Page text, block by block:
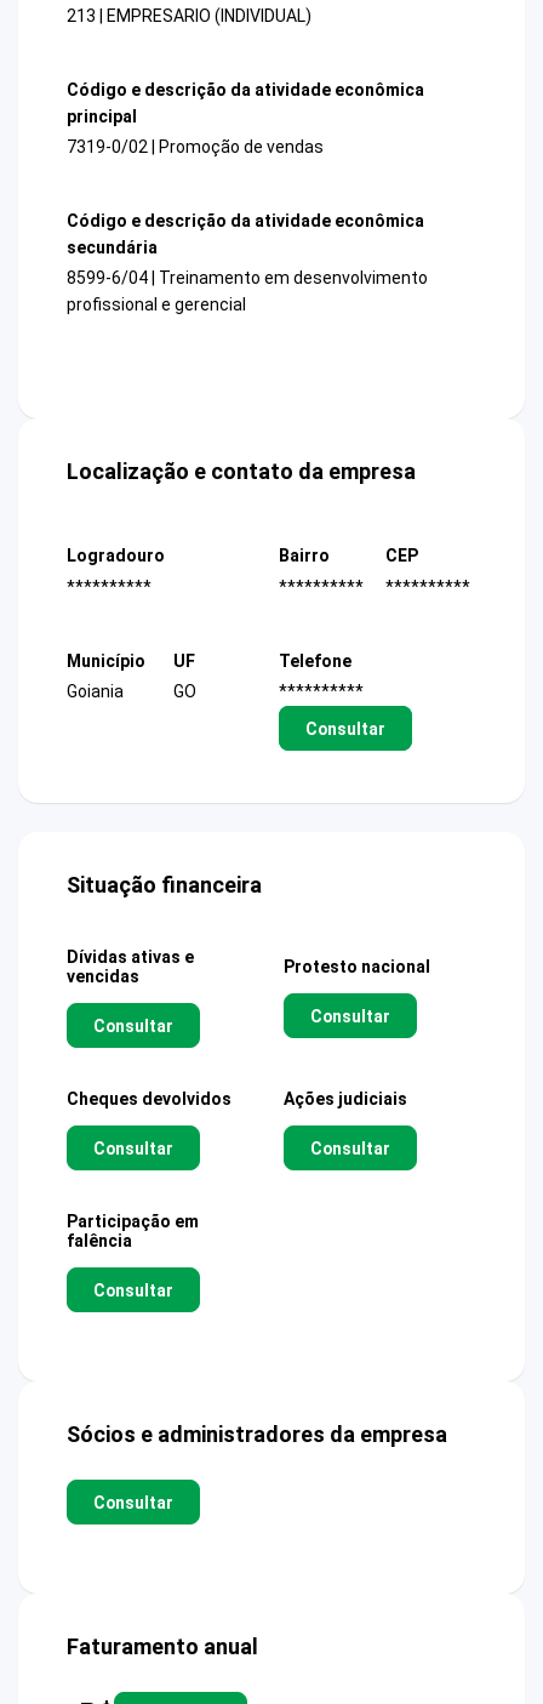
213 | EMPRESARIO (INDIVIDUAL)
Código e descrição da atividade econômica
principal
7319-0/02 | Promoção de vendas
Código e descrição da atividade econômica
secundária
8599-6/04 | Treinamento em desenvolvimento
profissional e gerencial
Localização e contato da empresa
Logradouro
**********
Bairro
**********
CEP
**********
Município
Goiania
UF
GO
Telefone
**********
Consultar
Situação financeira
Dívidas ativas e
vencidas
Consultar
Protesto nacional
Consultar
Cheques devolvidos
Consultar
Ações judiciais
Consultar
Participação em
falência
Consultar
Sócios e administradores da empresa
Consultar
Faturamento anual